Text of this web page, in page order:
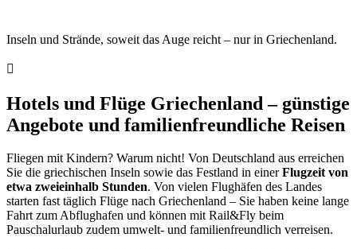
Inseln und Strände, soweit das Auge reicht – nur in Griechenland.
Hotels und Flüge Griechenland – günstige
Angebote und familienfreundliche Reisen
Fliegen mit Kindern? Warum nicht! Von Deutschland aus erreichen
Sie die griechischen Inseln sowie das Festland in einerFlugzeit von
etwa zweieinhalb Stunden. Von vielen Flughäfen des Landes
starten fast täglich Flüge nach Griechenland – Sie haben keine lange
Fahrt zum Abflughafen und können mit Rail&Fly beim
Pauschalurlaub zudem umwelt- und familienfreundlich verreisen.